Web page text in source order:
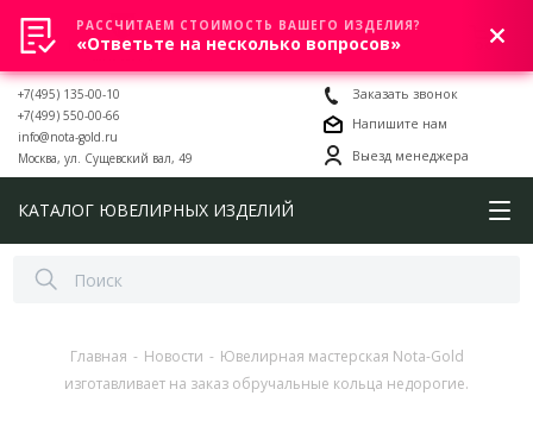
0
+7(495) 135-00-10
+7(499) 550-00-66
info@nota-gold.ru
Москва, ул. Сущевский вал, 49
Заказать звонок
Напишите нам
Выезд менеджера
КАТАЛОГ ЮВЕЛИРНЫХ ИЗДЕЛИЙ
Главная - Новости - Ювелирная мастерская Nota-Gold
изготавливает на заказ обручальные кольца недорогие.
РАССЧИТАЕМ СТОИМОСТЬ ВАШЕГО ИЗДЕЛИЯ?
«Ответьте на несколько вопросов»